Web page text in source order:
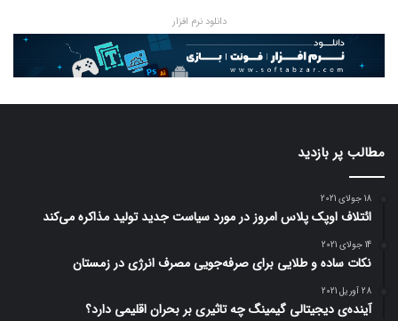
دانلود نرم افزار
مطالب پر بازدید
18 جولای 2021
ائتلاف اوپک پلاس امروز در مورد سیاست جدید تولید مذاکره می‌کند
14 جولای 2021
نکات ساده و طلایی برای صرفه‌جویی مصرف انرژی در زمستان
28 آوریل 2021
آینده‌ی دیجیتالی گیمینگ چه تاثیری بر بحران اقلیمی دارد؟